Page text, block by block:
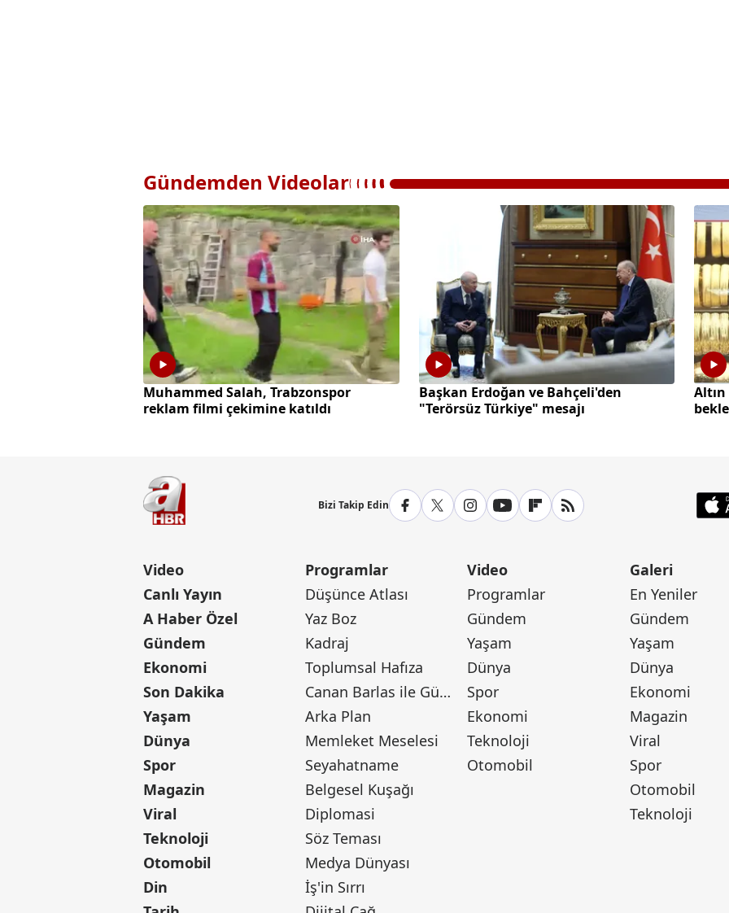
Gündemden Videolar
Muhammed Salah, Trabzonspor
reklam filmi çekimine katıldı
Başkan Erdoğan ve Bahçeli'den
"Terörsüz Türkiye" mesajı
Bizi Takip Edin
Video
Canlı Yayın
A Haber Özel
Gündem
Ekonomi
Son Dakika
Yaşam
Dünya
Spor
Magazin
Viral
Teknoloji
Otomobil
Din
Programlar
Düşünce Atlası
Yaz Boz
Kadraj
Toplumsal Hafıza
Canan Barlas ile Gündem
Arka Plan
Memleket Meselesi
Seyahatname
Belgesel Kuşağı
Diplomasi
Söz Teması
Medya Dünyası
İş'in Sırrı
Video
Programlar
Gündem
Yaşam
Dünya
Spor
Ekonomi
Teknoloji
Otomobil
Galeri
En Yeniler
Gündem
Yaşam
Dünya
Ekonomi
Magazin
Viral
Spor
Otomobil
Teknoloji